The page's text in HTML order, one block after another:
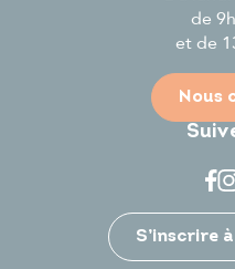
Je
de
et de
Nous
S’inscrire